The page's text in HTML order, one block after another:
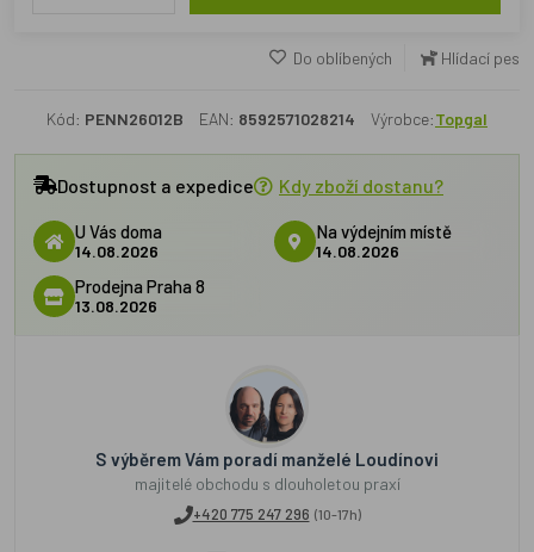
Do oblíbených Hlídací pes
Kód: PENN26012B EAN: 8592571028214 Výrobce:Topgal
Dostupnost a expedice Kdy zboží dostanu?
U Vás doma
14.08.2026
Na výdejním místě
14.08.2026
Prodejna Praha 8
13.08.2026
S výběrem Vám poradí manželé Loudínovi
majitelé obchodu s dlouholetou praxí
+420 775 247 296 (10-17h)